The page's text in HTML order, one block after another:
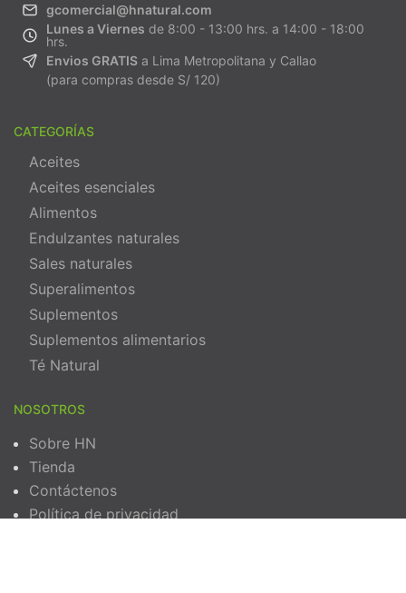
gcomercial@hnatural.com
Lunes a Viernes de 8:00 - 13:00 hrs. a 14:00 - 18:00
hrs.
Envios GRATIS a Lima Metropolitana y Callao
(para compras desde S/ 120)
CATEGORÍAS
Aceites
Aceites esenciales
Alimentos
Endulzantes naturales
Sales naturales
Superalimentos
Suplementos
Suplementos alimentarios
Té Natural
NOSOTROS
Sobre HN
Tienda
Contáctenos
Política de privacidad